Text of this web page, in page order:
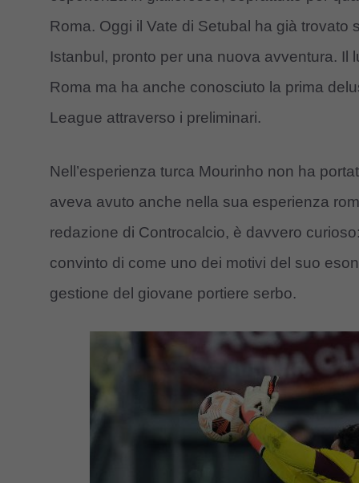
Roma. Oggi il Vate di Setubal ha già
Istanbul, pronto per una nuova avventura. Il
Roma ma ha anche conosciuto la prima
League attraverso i preliminari.
Nell’esperienza turca Mourinho non ha
aveva avuto anche nella sua esperienza
redazione di Controcalcio, è davvero curioso:
convinto di come uno dei motivi del suo
gestione del giovane portiere serbo.